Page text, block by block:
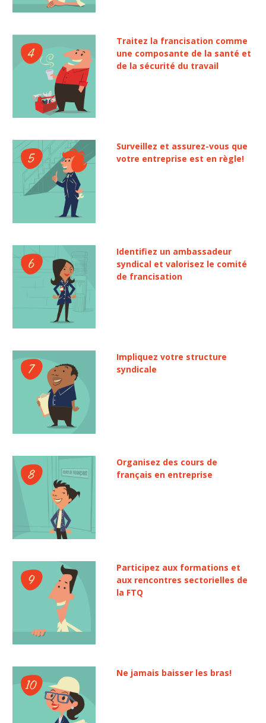
Traitez la francisation comme
une composante de la santé et
de la sécurité du travail
Surveillez et assurez-vous que
votre entreprise est en règle!
Identifiez un ambassadeur
syndical et valorisez le comité
de francisation
Impliquez votre structure
syndicale
Organisez des cours de
français en entreprise
Participez aux formations et
aux rencontres sectorielles de
la FTQ
Ne jamais baisser les bras!